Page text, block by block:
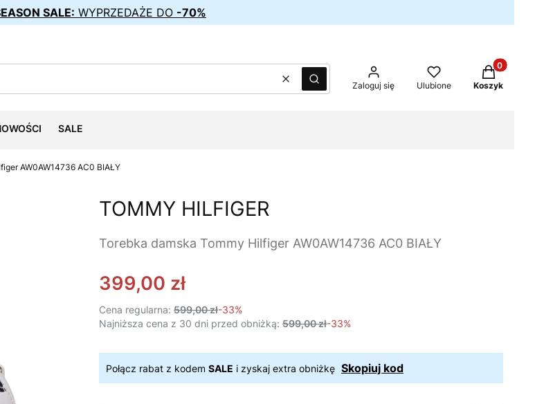
SALE: WYPRZEDAŻE DO -70%
WyczyśćSzukaj Zaloguj się Ulubione
Produkty w
Koszyk
SALE
AW0AW14736 AC0 BIAŁY
TOMMY HILFIGER
Torebka damska Tommy Hilfiger AW0AW14736 AC0 BIAŁY
399,00 zł
Cena regularna: 599,00 zł-33%
Najniższa cena z 30 dni przed obniżką: 599,00 zł-33%
Połącz rabat z kodem SALE i zyskaj extra obniżkę Skopiuj kod